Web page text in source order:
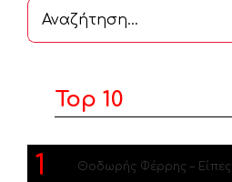
Αναζήτηση
...
Top 10
1 Θοδωρής Φέρρης – Είπες